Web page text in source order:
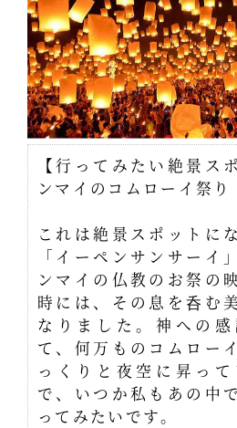
【行ってみたい絶景ス
ンマイのコムローイ祭り
これは絶景スポットに
「イーペンサンサーイ
ンマイの仏教のお祭の
時には、その息を呑む
なりました。神への
て、何万ものコムロー
っくりと夜空に昇っ
で、いつか私もあの中
ってみたいです。